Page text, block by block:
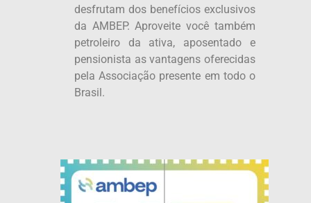
desfrutam dos benefícios exclusivos
da AMBEP. Aproveite você também
petroleiro da ativa, aposentado e
pensionista as vantagens oferecidas
pela Associação presente em todo o
Brasil.